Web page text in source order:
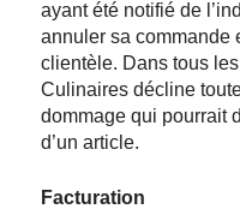
ayant été notifié de
annuler sa commande
clientèle. Dans tous
Culinaires décline
dommage qui pourrait
d’un article.
Facturation